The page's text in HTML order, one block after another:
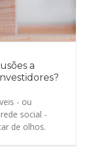
a
- ou
social -
de olhos.